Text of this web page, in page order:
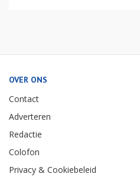
OVER ONS
Contact
Adverteren
Redactie
Colofon
Privacy & Cookiebeleid